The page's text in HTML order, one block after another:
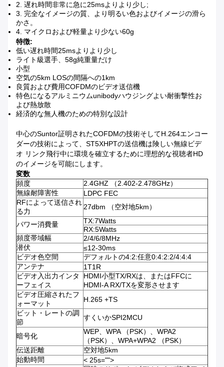
2. 遅れ時間非常に急に25msよりより少し;
3. 完全なイメージの質、より明るい色およびイメージの滑ら
かさ。
4. マイクロおよび軽量より少ない60g
特徴:
低い遅れ時間25msよりより少し
ライト級選手、58g純重量だけ
小型
空気の5km LOSの間隔への1km
良質および費用COFDMのビデオ送信機
特色になるアルミニウムunibodyハウジングよい耐衝撃性お
よび熱放散
経済的な無人機のための特別な設計
中心のSuntor証明されたCOFDMの技術そしてH.264エンコー
ダーの技術によって、ST5XHPTの送信機は険しい無線ビデ
オ リンク飛行中に環境を確立するために理想的な視聴者HD
のイメージを可能にします。
変数
頻度
2.4GHZ （2.402-2.478GHz）
無線耐障害性
LDPC FEC
RFによって送信され
る力
27dbm （空対地5km）
パワー消費量
TX:7Watts
RX:5Watts
頻度帯域幅
2/4/6/8MHz
潜伏
≤12-30ms
ビデオ色空間
デフォルトの4:2:任意0:4:2:2/4:4:4
アンテナ
1T1R
ビデオ入出力インタ
ーフェイス
HDMI小型TX/RXは、またはFFCに
HDMI-A RX/TXを変形させます
ビデオ圧縮されたフ
ォーマット
H.265 +TS
ビット・レートの調
節
すくいかSPI2MCU
暗号化
WEP、WPA （PSK）、WPA2
（PSK）、WPA+WPA2 （PSK）
伝送距離
空対地5km
始動時間
< 25s="">